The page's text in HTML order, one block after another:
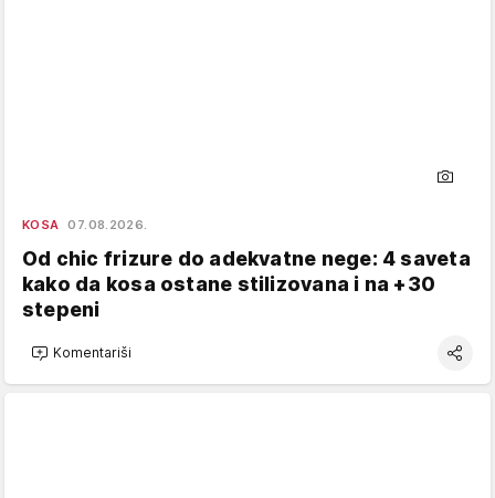
KOSA 07.08.2026.
Od chic frizure do adekvatne nege: 4 saveta
kako da kosa ostane stilizovana i na +30
stepeni
Komentariši